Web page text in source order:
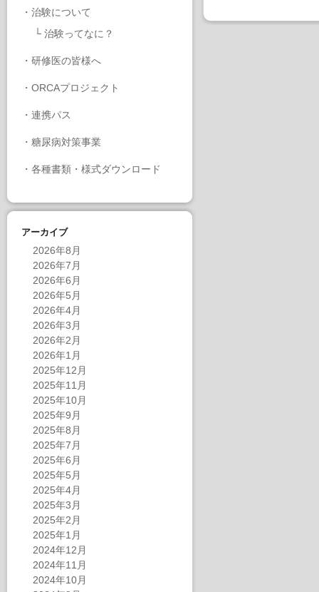
・ 治験について
└ 治験ってなに？
・ 研修医の皆様へ
・ ORCAプロジェクト
・ 連携パス
・ 糖尿病対策事業
・ 各種書類・様式ダウンロード
アーカイブ
2026年8月
2026年7月
2026年6月
2026年5月
2026年4月
2026年3月
2026年2月
2026年1月
2025年12月
2025年11月
2025年10月
2025年9月
2025年8月
2025年7月
2025年6月
2025年5月
2025年4月
2025年3月
2025年2月
2025年1月
2024年12月
2024年11月
2024年10月